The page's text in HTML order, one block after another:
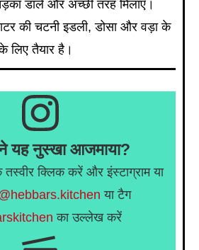
डालें और अच्छी तरह मिलाएँ।
की चटनी इडली, डोसा और वड़ा के
तैयार है।
यह नुस्खा आजमाया?
तस्वीर क्लिक करें और इंस्टाग्राम या
या टैग
का उल्लेख करें